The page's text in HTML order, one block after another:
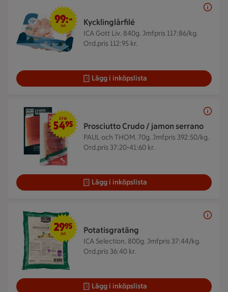
Kycklinglårfilé
ICA Gott Liv. 840g. Jmfpris 117:86/kg.
Ord.pris 112:95 kr.
99 kr/st
99:-
/st
Lägg i inköpslista
Prosciutto Crudo / jamon serrano
PAUL och THOM. 70g. Jmfpris 392:50/kg.
Ord.pris 37:20-41:60 kr.
2 för 54,95 kr
2 för
5495
Lägg i inköpslista
Potatisgratäng
ICA Selection. 800g. Jmfpris 37:44/kg.
Ord.pris 36:40 kr.
29,95 kr/st
2995
/st
Lägg i inköpslista